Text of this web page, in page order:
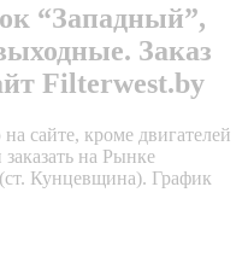
“Западный”,
Заказ
Filterwest.by
сайте, кроме двигателей
на Рынке
Кунцевщина). График